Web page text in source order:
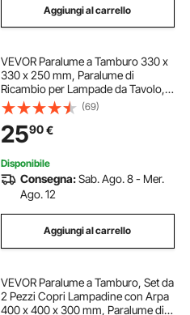
Aggiungi al carrello
VEVOR Paralume a Tamburo 330 x
330 x 250 mm, Paralume di
Ricambio per Lampade da Tavolo,
Lampada da Terra Lampadina a
Sospensione, Copri Lampadine 2
Pezzi, Pattern Dente di Leone
Chiaro
(69)
2590€
Disponibile
Consegna:Sab. Ago. 8 - Mer.
Ago. 12
Aggiungi al carrello
VEVOR Paralume a Tamburo, Set da
2 Pezzi Copri Lampadine con Arpa
400 x 400 x 300 mm, Paralume di